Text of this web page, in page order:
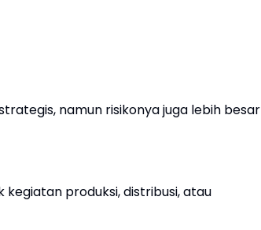
namun risikonya juga lebih besar
produksi, distribusi, atau